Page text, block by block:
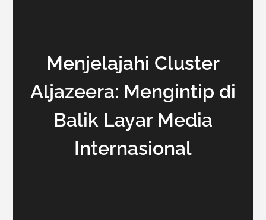
Menjelajahi Cluster
Aljazeera: Mengintip di
Balik Layar Media
Internasional